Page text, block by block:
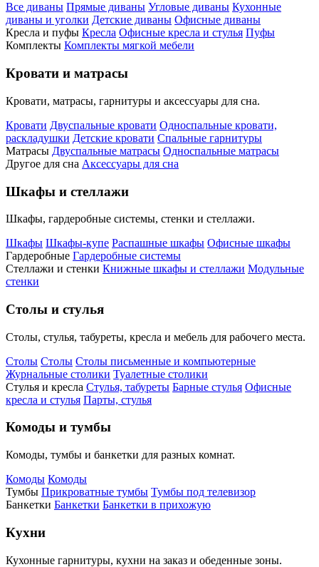
Все диваны Прямые диваны Угловые диваны Кухонные
диваны и уголки Детские диваны Офисные диваны
Кресла и пуфы Кресла Офисные кресла и стулья Пуфы
Комплекты Комплекты мягкой мебели
Кровати и матрасы
Кровати, матрасы, гарнитуры и аксессуары для сна.
Кровати Двуспальные кровати Односпальные кровати,
раскладушки Детские кровати Спальные гарнитуры
Матрасы Двуспальные матрасы Односпальные матрасы
Другое для сна Аксессуары для сна
Шкафы и стеллажи
Шкафы, гардеробные системы, стенки и стеллажи.
Шкафы Шкафы-купе Распашные шкафы Офисные шкафы
Гардеробные Гардеробные системы
Стеллажи и стенки Книжные шкафы и стеллажи Модульные
стенки
Столы и стулья
Столы, стулья, табуреты, кресла и мебель для рабочего места.
Столы Столы Столы письменные и компьютерные
Журнальные столики Туалетные столики
Стулья и кресла Стулья, табуреты Барные стулья Офисные
кресла и стулья Парты, стулья
Комоды и тумбы
Комоды, тумбы и банкетки для разных комнат.
Комоды Комоды
Тумбы Прикроватные тумбы Тумбы под телевизор
Банкетки Банкетки Банкетки в прихожую
Кухни
Кухонные гарнитуры, кухни на заказ и обеденные зоны.